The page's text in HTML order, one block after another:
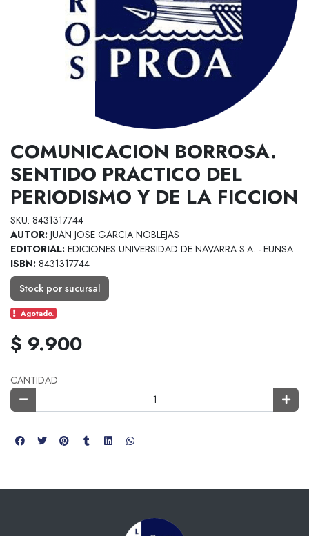
COMUNICACION BORROSA.
SENTIDO PRACTICO DEL
PERIODISMO Y DE LA FICCION
SKU: 8431317744
AUTOR: JUAN JOSE GARCIA NOBLEJAS
EDITORIAL: EDICIONES UNIVERSIDAD DE NAVARRA S.A. - EUNSA
ISBN: 8431317744
Stock por sucursal
Agotado.
$ 9.900
CANTIDAD